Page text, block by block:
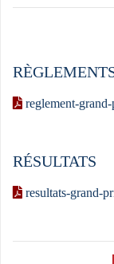
reglement-
RÉSULTATS
resultats-grand-